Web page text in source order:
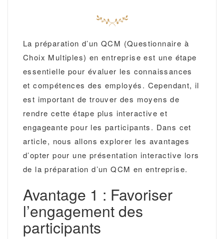
La préparation d’un QCM (Questionnaire à
Choix Multiples) en entreprise est une étape
essentielle pour évaluer les connaissances
et compétences des employés. Cependant, il
est important de trouver des moyens de
rendre cette étape plus interactive et
engageante pour les participants. Dans cet
article, nous allons explorer les avantages
d’opter pour une présentation interactive lors
de la préparation d’un QCM en entreprise.
Avantage 1 : Favoriser
l’engagement des
participants